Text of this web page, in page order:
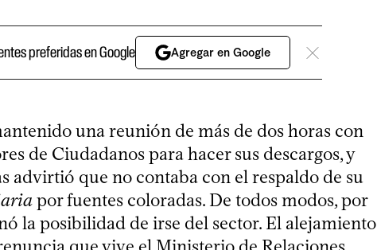
preferidas en Google Agregar en Google
una reunión de más de dos horas con
de Ciudadanos para hacer sus descargos, y
advirtió que no contaba con el respaldo de su
por fuentes coloradas. De todos modos, por
la posibilidad de irse del sector. El alejamiento